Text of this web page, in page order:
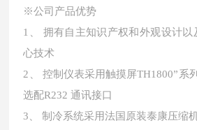
※公司产品优势
1、 拥有自主知识产权和外观设计
心技术
2、 控制仪表采用触摸屏TH1800”系
选配R232 通讯接口
3、 制冷系统采用法国原装泰康压缩